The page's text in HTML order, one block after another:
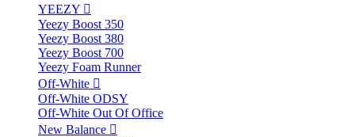
YEEZY
Yeezy Boost 350
Yeezy Boost 380
Yeezy Boost 700
Yeezy Foam Runner
Off-White
Off-White ODSY
Off-White Out Of Office
New Balance